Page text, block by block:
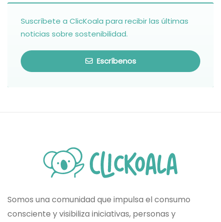
Suscríbete a ClicKoala para recibir las últimas
noticias sobre sostenibilidad.
Escríbenos
Somos una comunidad que impulsa el consumo
consciente y visibiliza iniciativas, personas y